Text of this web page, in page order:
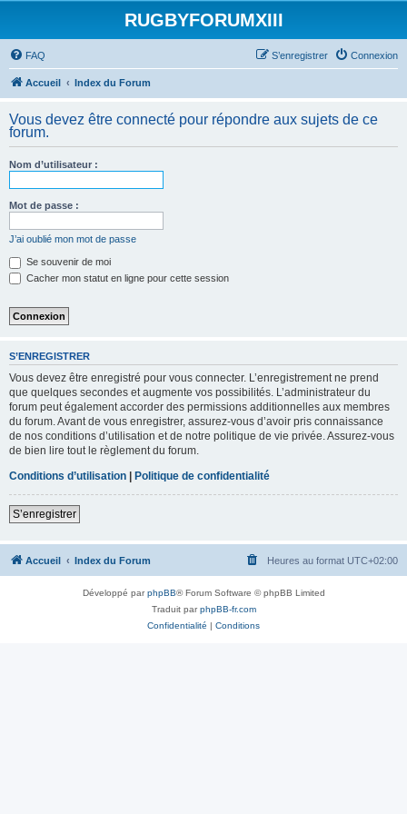
RUGBYFORUMXIII
FAQ Connexion
S’enregistrer
Accueil Index du Forum
Vous devez être connecté pour répondre aux sujets de ce
forum.
Nom d’utilisateur :
Mot de passe :
J’ai oublié mon mot de passe
Se souvenir de moi
Cacher mon statut en ligne pour cette session
S’ENREGISTRER
Vous devez être enregistré pour vous connecter. L’enregistrement ne prend
que quelques secondes et augmente vos possibilités. L’administrateur du
forum peut également accorder des permissions additionnelles aux membres
du forum. Avant de vous enregistrer, assurez-vous d’avoir pris connaissance
de nos conditions d’utilisation et de notre politique de vie privée. Assurez-vous
de bien lire tout le règlement du forum.
Conditions d’utilisation | Politique de confidentialité
S’enregistrer
Accueil Index du Forum Heures au format UTC+02:00
Développé parphpBB® Forum Software © phpBB Limited
Traduit parphpBB-fr.com
Confidentialité | Conditions